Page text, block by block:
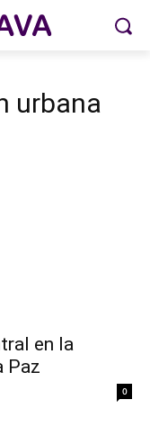
urbana
en la
Paz
0